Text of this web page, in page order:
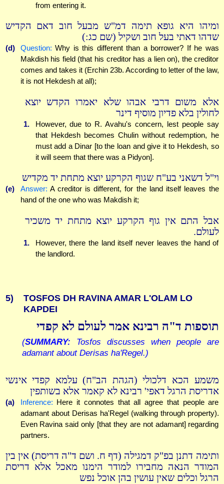
from entering it.
ומיהו היא גופא תימה דמ"ש מבעל חוב דאם הקדיש
שדהו דאתי בעל חוב ושקיל (שם כג:)
(d) Question: Why is this different than a borrower? If he was
Makdish his field (that his creditor has a lien on), the creditor
comes and takes it (Erchin 23b. According to letter of the law,
it is not Hekdesh at all);
אלא משום דרבי אבהו שלא יאמרו הקדש יוצא
לחולין בלא פדיון מוסיף דינר
1.
However, due to R. Avahu's concern, lest people say
that Hekdesh becomes Chulin without redemption, he
must add a Dinar [to the loan and give it to Hekdesh, so
it will seem that there was a Pidyon].
וי"ל דשאני בע"ח שגוף הקרקע יוצא מתחת יד מקדיש
(e) Answer: A creditor is different, for the land itself leaves the
hand of the one who was Makdish it;
אבל התם אין גוף הקרקע יוצא מתחת יד משכיר
לעולם.
1.
However, there the land itself never leaves the hand of
the landlord.
5)
TOSFOS DH RAVINA AMAR L'OLAM LO
KAPDEI
תוספות ד"ה רבינא אמר לעולם לא קפדי
(SUMMARY: Tosfos discusses when people are
adamant about Derisas ha'Regel.)
משמע הכא דלכולי (הגהת הב"ח) עלמא קפדי אינשי
אדריסת הרגל דאפי' רבינא לא קאמר אלא בשותפין
(a) Inference: Here it connotes that all agree that people are
adamant about Derisas ha'Regel (walking through property).
Even Ravina said only [that they are not adamant] regarding
partners.
ותימה דתנן בפ"ק דמגילה (דף ח. ושם ד"ה דריסת) אין בין
המודר הנאה מחבירו למודר הימנו מאכל אלא דריסת
הרגל וכלים שאין עושין בהן אוכל נפש